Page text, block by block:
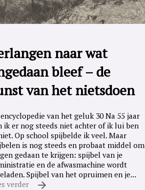
naar wat
bleef – de
van het nietsdoen
van het geluk 30 Na 55 jaar
ik er nog steeds niet achter of ik lui ben
Op school spijbelde ik veel. Maar
is nog steeds en probaat middel om
gedaan te krijgen: spijbel van je
en de afwasmachine wordt
Spijbel van het opruimen en je...
verder